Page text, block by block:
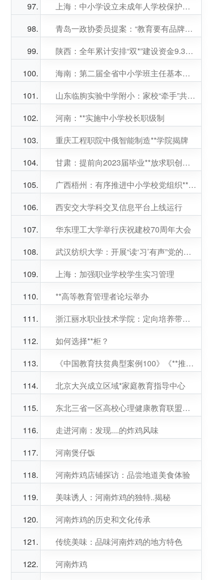
上海：中小学设立未成年人学校保护专兼职教师岗位
青岛一政协委员提案：“教育要有品牌，学校各展其长”
陕西：全年累计安排“双*”建设资金9.3亿元
海南：第二届全省中小学班主任基本功技能大赛暨展示交流活动收官
山东临朐实验中学附小：家校“牵手”共育彰显成效
河南：**实施中小学校长职级制
重庆工程职院中俄智能制造**学院揭牌
甘肃：提前向2023届毕业**放求职创业补贴
广西梧州：有序推进中小学校党组织**的校长负责制工作
西安交大学科交叉信息平台上线运行
华东理工大学举行庆祝建校70周年大会
武汉纺织大学：开展“读‘习’有声”党的二十大精神专题读书会
上海：加强职业学校学生实习管理
**高等教育管理者论坛举办
浙江丽水职业技术学院：定向培养带着“泥土味”的林技人才
如何选择**柜？
《中国教育扶贫典型案例100》《**推进乡村振兴——理论与实践》新书发布会举行
北京大兴成立区域*家庭教育指导中心
东北三省一区高校心理健康教育联盟成立
走进河南：发现....的炸鸡风味
河南煲仔饭
河南炸鸡店铺探访：品尝地道美食体验
美味诱人：河南炸鸡的独特..揭秘
河南炸鸡的历史和文化传承
传统美味：品味河南炸鸡的地方特色
河南炸鸡